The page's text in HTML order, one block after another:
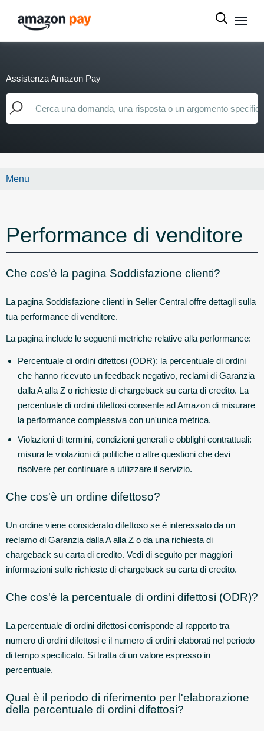
Assistenza Amazon Pay
Menu
Performance di venditore
Che cos'è la pagina Soddisfazione clienti?
La pagina Soddisfazione clienti in Seller Central offre dettagli sulla
tua performance di venditore.
La pagina include le seguenti metriche relative alla performance:
Percentuale di ordini difettosi (ODR): la percentuale di ordini
che hanno ricevuto un feedback negativo, reclami di Garanzia
dalla A alla Z o richieste di chargeback su carta di credito. La
percentuale di ordini difettosi consente ad Amazon di misurare
la performance complessiva con un'unica metrica.
Violazioni di termini, condizioni generali e obblighi contrattuali:
misura le violazioni di politiche o altre questioni che devi
risolvere per continuare a utilizzare il servizio.
Che cos'è un ordine difettoso?
Un ordine viene considerato difettoso se è interessato da un
reclamo di Garanzia dalla A alla Z o da una richiesta di
chargeback su carta di credito. Vedi di seguito per maggiori
informazioni sulle richieste di chargeback su carta di credito.
Che cos'è la percentuale di ordini difettosi (ODR)?
La percentuale di ordini difettosi corrisponde al rapporto tra
numero di ordini difettosi e il numero di ordini elaborati nel periodo
di tempo specificato. Si tratta di un valore espresso in
percentuale.
Qual è il periodo di riferimento per l'elaborazione
della percentuale di ordini difettosi?